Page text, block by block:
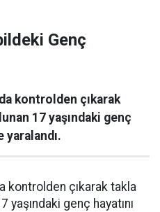
Genç
kontrolden çıkarak
17 yaşındaki genç
yaralandı.
kontrolden çıkarak takla
genç hayatını